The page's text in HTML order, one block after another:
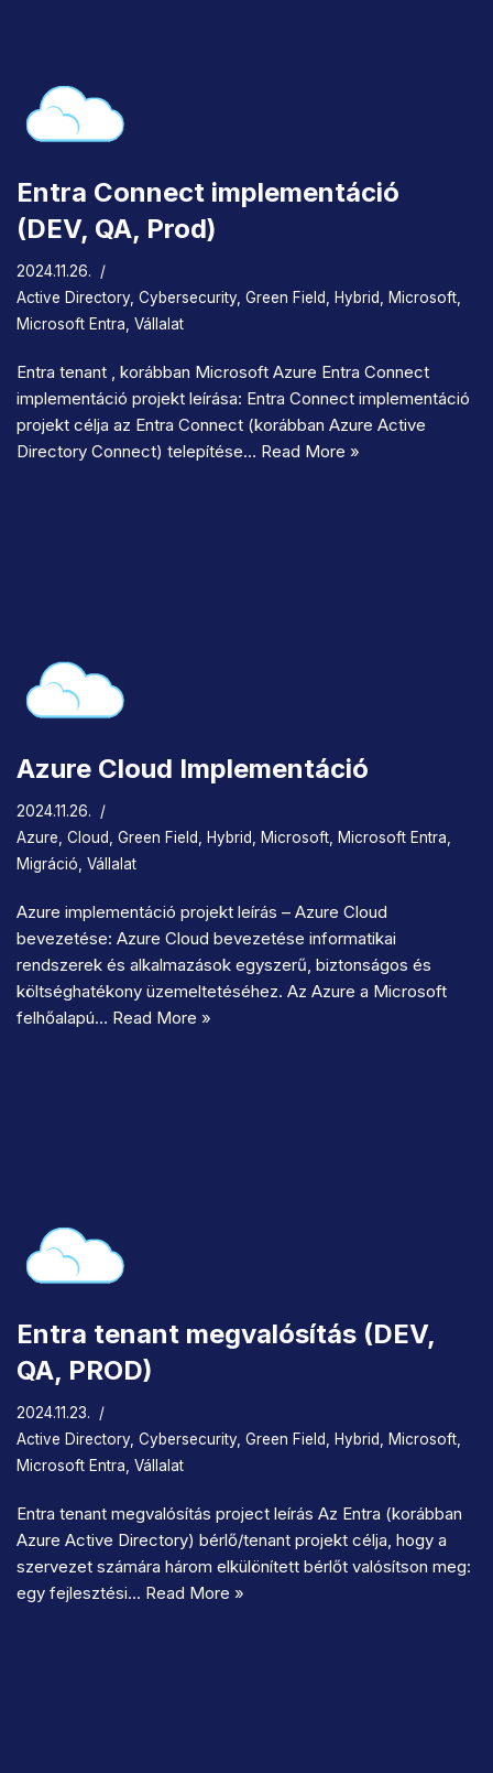
Entra Connect implementáció
(DEV, QA, Prod)
2024.11.26.
Active Directory, Cybersecurity, Green Field, Hybrid, Microsoft,
Microsoft Entra, Vállalat
Entra tenant , korábban Microsoft Azure Entra Connect
implementáció projekt leírása: Entra Connect implementáció
projekt célja az Entra Connect (korábban Azure Active
Directory Connect) telepítése… Read More »
Azure Cloud Implementáció
2024.11.26.
Azure Cloud Green Field Hybrid Microsoft Microsoft Entra
Migráció Vállalat
Azure implementáció projekt leírás – Azure Cloud
bevezetése: Azure Cloud bevezetése informatikai
rendszerek és alkalmazások egyszerű, biztonságos és
költséghatékony üzemeltetéséhez. Az Azure a Microsoft
felhőalapú… Read More »
Entra tenant megvalósítás (DEV,
QA, PROD)
2024.11.23.
Active Directory Cybersecurity Green Field Hybrid Microsoft
Microsoft Entra Vállalat
Entra tenant megvalósítás project leírás Az Entra (korábban
Azure Active Directory) bérlő/tenant projekt célja, hogy a
szervezet számára három elkülönített bérlőt valósítson meg:
egy fejlesztési… Read More »